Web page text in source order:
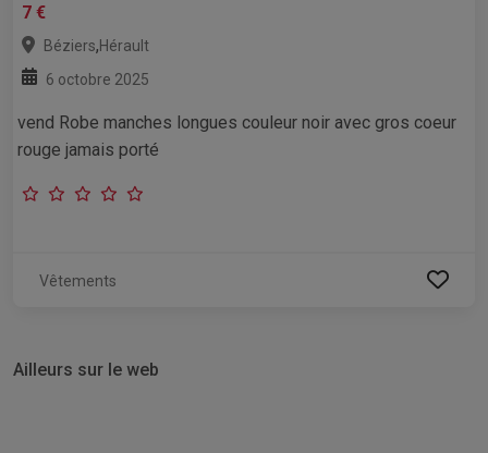
7 €
Béziers,Hérault
6 octobre 2025
vend Robe manches longues couleur noir avec gros coeur
rouge jamais porté
Vêtements
Ailleurs sur le web